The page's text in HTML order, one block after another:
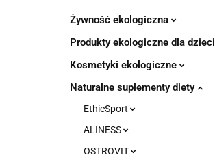
Żywność ekologiczna
Produkty ekologiczne dla dzieci
Kosmetyki ekologiczne
Naturalne suplementy diety
EthicSport
ALINESS
OSTROVIT